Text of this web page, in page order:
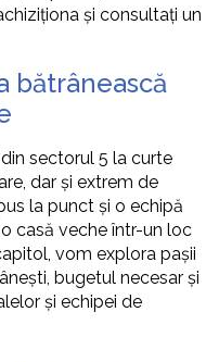
și consultați un
bătrânească
sectorul 5 la curte
dar și extrem de
la punct și o echipă
casă veche într-un loc
vom explora pașii
bugetul necesar și
și echipei de